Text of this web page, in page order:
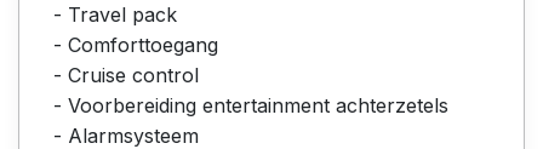
- Travel pack
- Comforttoegang
- Cruise control
- Voorbereiding entertainment achterzetels
- Alarmsysteem